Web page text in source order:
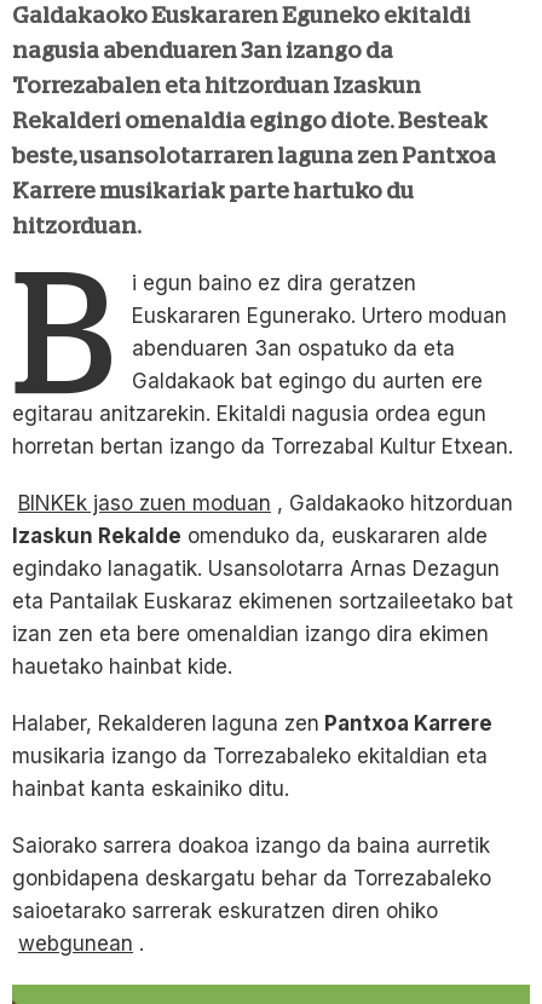
Galdakaoko Euskararen Eguneko ekitaldi
nagusia abenduaren 3an izango da
Torrezabalen eta hitzorduan Izaskun
Rekalderi omenaldia egingo diote. Besteak
beste, usansolotarraren laguna zen Pantxoa
Karrere musikariak parte hartuko du
hitzorduan.
B
i egun baino ez dira geratzen
Euskararen Egunerako. Urtero moduan
abenduaren 3an ospatuko da eta
Galdakaok bat egingo du aurten ere
egitarau anitzarekin. Ekitaldi nagusia ordea egun
horretan bertan izango da Torrezabal Kultur Etxean.
BINKEk jaso zuen moduan , Galdakaoko hitzorduan
Izaskun Rekalde omenduko da, euskararen alde
egindako lanagatik. Usansolotarra Arnas Dezagun
eta Pantailak Euskaraz ekimenen sortzaileetako bat
izan zen eta bere omenaldian izango dira ekimen
hauetako hainbat kide.
Halaber, Rekalderen laguna zen Pantxoa Karrere
musikaria izango da Torrezabaleko ekitaldian eta
hainbat kanta eskainiko ditu.
Saiorako sarrera doakoa izango da baina aurretik
gonbidapena deskargatu behar da Torrezabaleko
saioetarako sarrerak eskuratzen diren ohiko
webgunean .